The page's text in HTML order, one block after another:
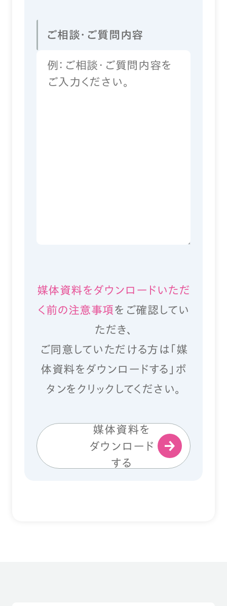
ご相談・ご質問内容
媒体資料をダウンロードいただ
く前の注意事項をご確認してい
ただき、
ご同意していただける方は「媒
体資料をダウンロードする」ボ
タンをクリックしてください。
媒体資料を
ダウンロード
する